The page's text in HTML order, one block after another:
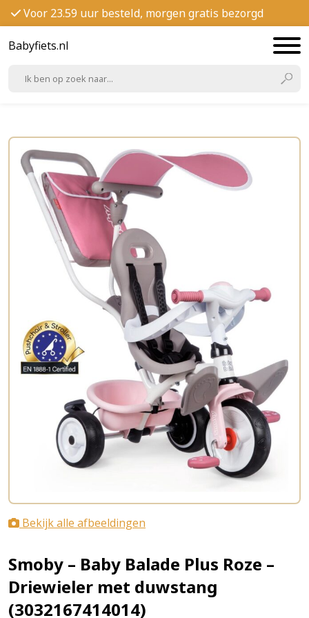
Voor 23.59 uur besteld, morgen gratis bezorgd
Babyfiets.nl
Bekijk alle afbeeldingen
Smoby – Baby Balade Plus Roze –
Driewieler met duwstang
(3032167414014)